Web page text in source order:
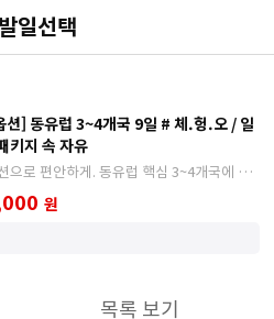
일선택
션] 동유럽 3~4개국 9일 # 체.헝.오 / 일
키지 속 자유
으로 편안하게. 동유럽 핵심 3~4개국에 꼭
시까지 즐기는 여정
원
목록 보기